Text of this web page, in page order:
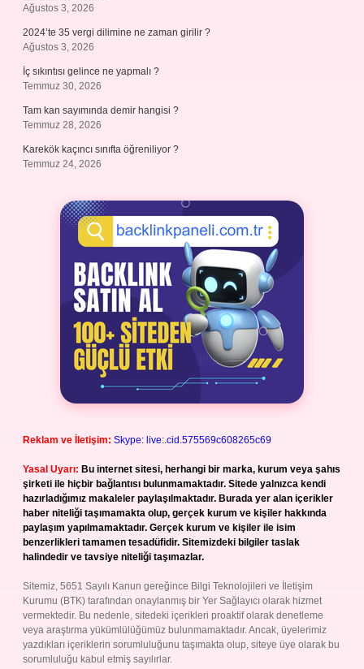
Ağustos 3, 2026
2024’te 35 vergi dilimine ne zaman girilir ?
Ağustos 3, 2026
İç sıkıntısı gelince ne yapmalı ?
Temmuz 30, 2026
Tam kan sayımında demir hangisi ?
Temmuz 28, 2026
Karekök kaçıncı sınıfta öğreniliyor ?
Temmuz 24, 2026
Reklam ve İletişim: Skype: live:.cid.575569c608265c69
Yasal Uyarı: Bu internet sitesi, herhangi bir marka, kurum veya şahıs
şirketi ile hiçbir bağlantısı bulunmamaktadır. Sitede yalnızca kendi
hazırladığımız makaleler paylaşılmaktadır. Burada yer alan içerikler
haber niteliği taşımamakta olup, gerçek kurum ve kişiler hakkında
paylaşım yapılmamaktadır. Gerçek kurum ve kişiler ile isim
benzerlikleri tamamen tesadüfidir. Sitemizdeki bilgiler taslak
halindedir ve tavsiye niteliği taşımazlar.
Sitemiz, 5651 Sayılı Kanun gereğince Bilgi Teknolojileri ve İletişim
Kurumu (BTK) tarafından onaylanmış bir Yer Sağlayıcı olarak hizmet
vermektedir. Bu nedenle, sitedeki içerikleri proaktif olarak denetleme
veya araştırma yükümlülüğümüz bulunmamaktadır. Ancak, üyelerimiz
yazdıkları içeriklerin sorumluluğunu taşımakta olup, siteye üye olarak bu
sorumluluğu kabul etmiş sayılırlar.